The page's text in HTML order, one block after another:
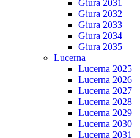
Giura 2031
Giura 2032
Giura 2033
Giura 2034
Giura 2035
Lucerna
Lucerna 2025
Lucerna 2026
Lucerna 2027
Lucerna 2028
Lucerna 2029
Lucerna 2030
Lucerna 2031